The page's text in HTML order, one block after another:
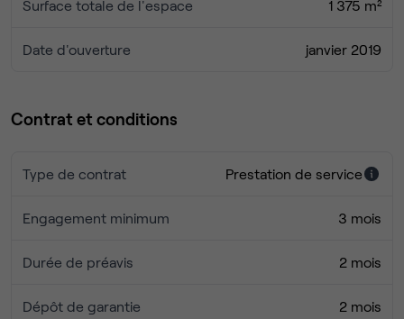
Surface totale de l'espace 1 375 m²
Date d'ouverture janvier 2019
Contrat et conditions
Type de contrat Prestation de service
Engagement minimum 3 mois
Durée de préavis 2 mois
Dépôt de garantie 2 mois